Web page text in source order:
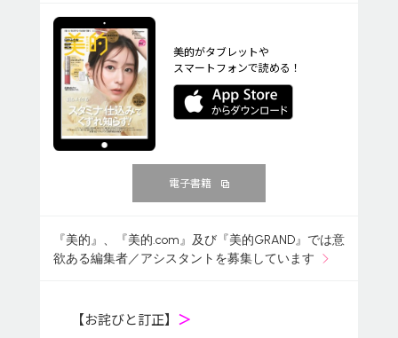
美的がタブレットや
スマートフォンで読める！
電子書籍
『美的』、『美的.com』及び『美的GRAND』では意
欲ある編集者／アシスタントを募集しています
【お詫びと訂正】 ＞